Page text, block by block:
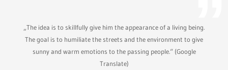
„The idea is to skillfully give him the appearance of a living being.
The goal is to humiliate the streets and the environment to give
sunny and warm emotions to the passing people.“ (Google
Translate)